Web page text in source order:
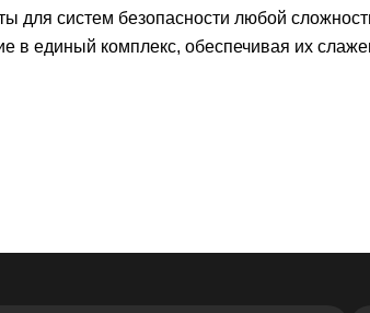
систем безопасности любой
в единый комплекс, обеспечивая их